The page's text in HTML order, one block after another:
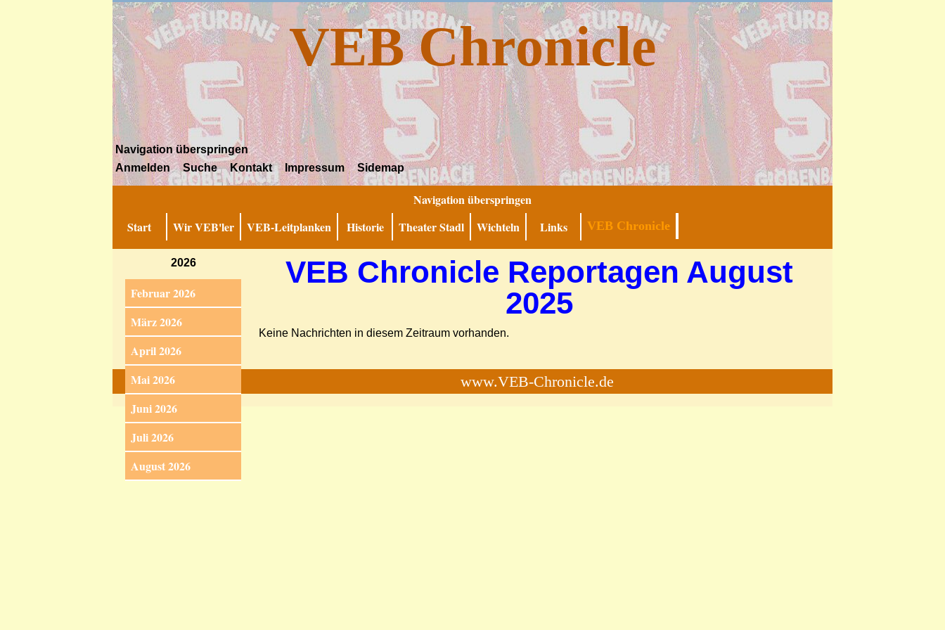
VEB Chronicle
Navigation überspringen
Anmelden
Suche Kontakt Impressum Sidemap
Navigation überspringen
Start
Wir VEB'ler VEB-Leitplanken Historie Theater Stadl Wichteln Links VEB Chronicle
2026
Februar 2026
März 2026
April 2026
Mai 2026
Juni 2026
Juli 2026
August 2026
VEB Chronicle Reportagen August
2025
Keine Nachrichten in diesem Zeitraum vorhanden.
www.VEB-Chronicle.de